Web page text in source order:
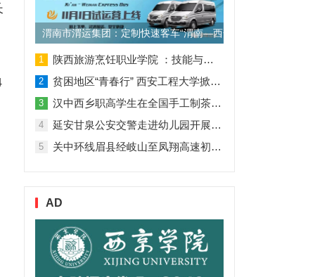
渭南市渭运集团：定制快速客车“渭南—西安”11月1日试运营
1 陕西旅游烹饪职业学院 ：技能与理论并行 人才与企业共赢
2 贫困地区“青春行” 西安工程大学掀起“扶贫热”
3 汉中西乡职高学生在全国手工制茶大赛中创佳绩
4 延安甘泉公安交警走进幼儿园开展交通安全专题讲座活动
5 关中环线眉县经岐山至凤翔高速初步设计获批！
AD